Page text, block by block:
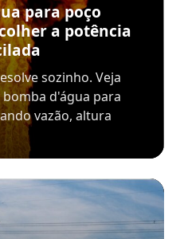
para poço
a potência
sozinho. Veja
d'água para
vazão, altura